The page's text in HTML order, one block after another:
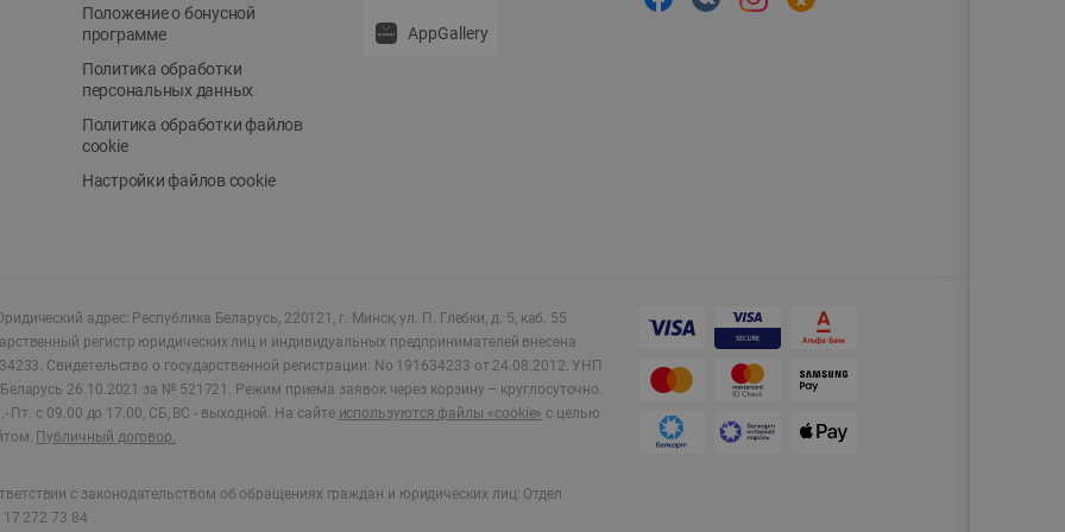
Положение о бонусной
программе
Политика обработки
персональных данных
Политика обработки файлов
cookie
Настройки файлов cookie
AppGallery
адрес: Республика Беларусь, 220121, г. Минск, ул. П. Глебки, д. 5, каб. 55
регистр юридических лиц и индивидуальных предпринимателей внесена
Свидетельство о государственной регистрации: No 191634233 от 24.08.2012. УНП
26.10.2021 за № 521721. Режим приема заявок через корзину – круглосуточно.
Пт. с 09.00 до 17.00, СБ, ВС - выходной. На сайте используются файлы «cookie» с целью
Публичный договор.
с законодательством об обращениях граждан и юридических лиц: Отдел
272 73 84 .